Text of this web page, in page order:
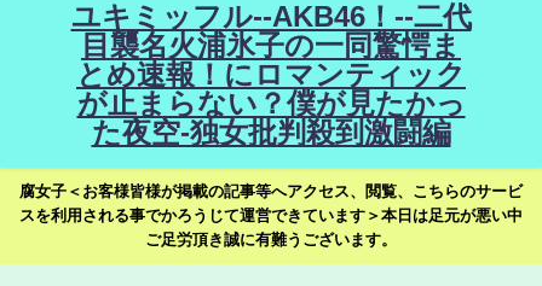
ユキミッフル--AKB46！--二代
目襲名火浦氷子の一同驚愕ま
とめ速報！にロマンティック
が止まらない？僕が見たかっ
た夜空-独女批判殺到激闘編
腐女子＜お客様皆様が掲載の記事等へアクセス、閲覧、こちらのサービ
スを利用される事でかろうじて運営できています＞本日は足元が悪い中
ご足労頂き誠に有難うございます。